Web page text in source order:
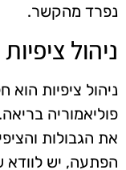
נפרד מהקשר.
ניהול
ניהול ציפיות
פוליאמוריה
את הגבולות
הפתעה, יש